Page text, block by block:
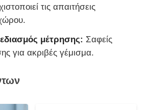
τις απαιτήσεις
μέτρησης: Σαφείς
για ακριβές γέμισμα.